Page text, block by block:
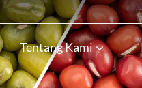
Tentang Kami